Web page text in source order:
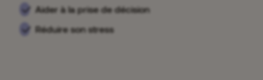
Aider à la prise de décision
Réduire son stress